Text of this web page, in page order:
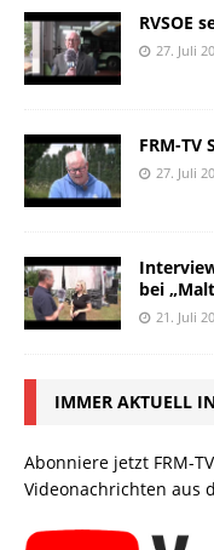
RVSOE
27. Juli
FRM-TV
27. Juli
bei
21. Juli
IMMER AKTUELL
Abonniere jetzt FRM-
Videonachrichten aus